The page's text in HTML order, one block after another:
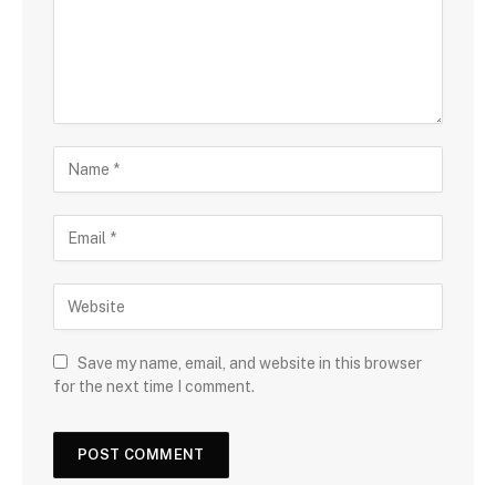
Save my name, email, and website in this browser
for the next time I comment.